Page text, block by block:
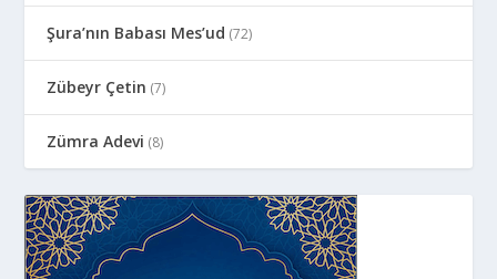
Şura’nın Babası Mes’ud (72)
Zübeyr Çetin (7)
Zümra Adevi (8)